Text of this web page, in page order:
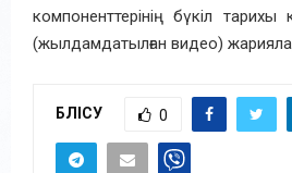
компоненттерінің бүкіл тарихы
(жылдамдатылған видео)
БӨЛІСУ 0